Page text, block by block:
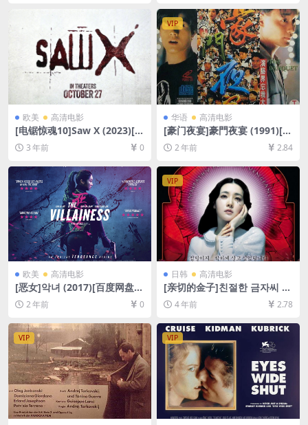
载][MP4/5.1GB][中英字幕]
欧美 高清电影
[电锯惊魂10]Saw X (2023)[百
度网盘+夸克网盘1080P超清
未删减资源][网盘在线播放/下
3 年前 0
VIP
华语 高清电影
[豪门夜宴]豪門夜宴 (1991)[百
度网盘+夸克网盘1080P超清
未删减资源][网盘在线播放/下
2 年前 2.84
欧美 高清电影
[恶女]악녀 (2017)[百度网盘
+夸克网盘1080P超清未删减
资源][网盘在线播放/下载][MP
4/3.6GB][韩语中字]
2 年前 0
VIP
日韩 高清电影
[亲切的金子]친절한 금자씨 (2
005)[百度网盘+夸克网盘+迅
雷云盘资源1080P超清未删减]
[MP4/7.5GB][韩语中字]
4 年前 2.78
VIP VIP